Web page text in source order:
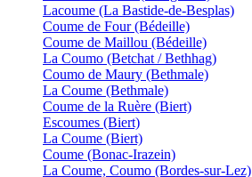
Lacoume (La Bastide-de-Besplas)
Coume de Four (Bédeille)
Coume de Maillou (Bédeille)
La Coumo (Betchat / Bethhag)
Coumo de Maury (Bethmale)
La Coume (Bethmale)
Coume de la Ruère (Biert)
Escoumes (Biert)
La Coume (Biert)
Coume (Bonac-Irazein)
La Coume, Coumo (Bordes-sur-Lez)